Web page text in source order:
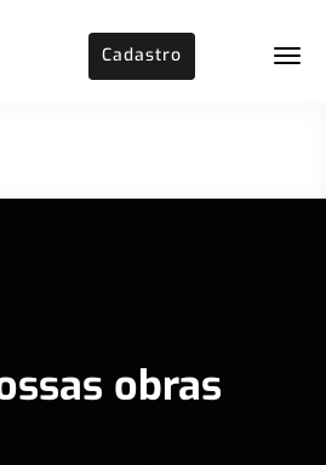
Cadastro
obras